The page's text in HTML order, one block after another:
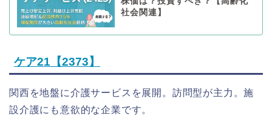
社会関連】
ケア21【2373】
関西を地盤に介護サービスを展開。訪問型が主力。施
設介護にも意欲的な企業です。